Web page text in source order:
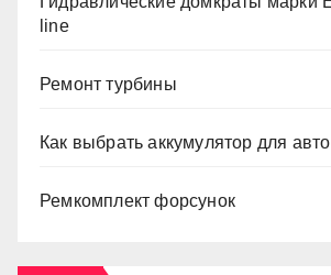
line
Ремонт турбины
Как выбрать аккумулятор для авто
Ремкомплект форсунок